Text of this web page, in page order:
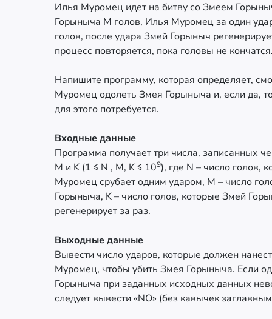
Илья Муромец идет на битву со Змеем
Горыныча М голов, Илья Муромец за один
голов, после удара Змей Горыныч
процесс повторяется, пока головы не
Напишите программу, которая определяет,
Муромец одолеть Змея Горыныча и, если да,
для этого потребуется.
Входные данные
Программа получает три числа, записанных
M и K (1 ≤ N , M, K ≤ 109), где N – число голов,
Муромец срубает одним ударом, M – число
Горыныча, K – число голов, которые Змей
регенерирует за раз.
Выходные данные
Вывести число ударов, которые должен
Муромец, чтобы убить Змея Горыныча. Если
Горыныча при заданных исходных данных
следует вывести «NO» (без кавычек